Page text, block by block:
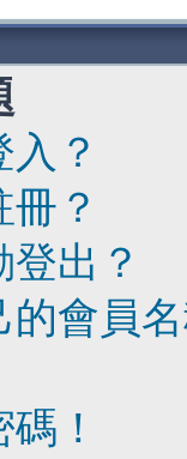
？
？
出？
的會員
！